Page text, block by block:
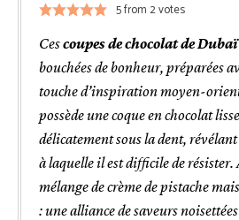
5from 2votes
Cescoupes de chocolat de Dubaï
bouchées de bonheur, préparées
touche d’inspiration moyen-
possède une coque en chocolat
délicatement sous la dent,
à laquelle il est difficile de
mélange de crème de pistache
: une alliance de saveurs